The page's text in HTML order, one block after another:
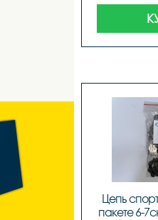
Цепь
пакете 6-